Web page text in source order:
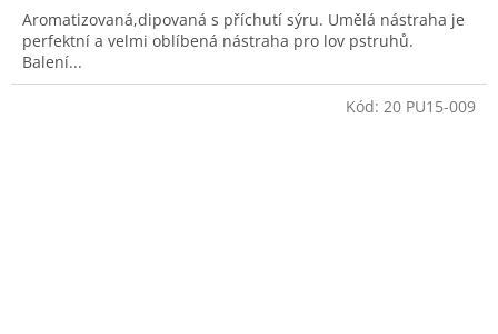
Aromatizovaná,dipovaná s příchutí sýru. Umělá nástraha je
perfektní a velmi oblíbená nástraha pro lov pstruhů.
Balení...
Kód: 20 PU15-009